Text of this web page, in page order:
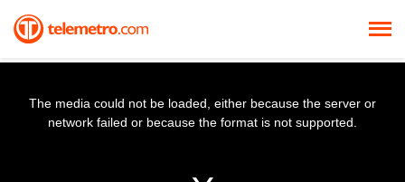
The media could not be loaded, either because the server or
network failed or because the format is not supported.